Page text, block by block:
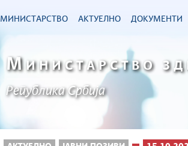
МИНИСТАРСТВО АКТУЕЛНО ДОКУМЕНТИ
М ИНИСТАРСТВО
Република Србија